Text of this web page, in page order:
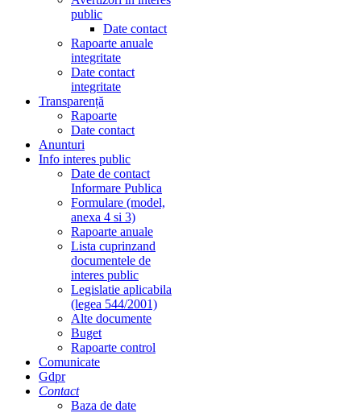
public
Date contact
Rapoarte anuale
integritate
Date contact
integritate
Transparență
Rapoarte
Date contact
Anunturi
Info interes public
Date de contact
Informare Publica
Formulare (model,
anexa 4 si 3)
Rapoarte anuale
Lista cuprinzand
documentele de
interes public
Legislatie aplicabila
(legea 544/2001)
Alte documente
Buget
Rapoarte control
Comunicate
Gdpr
Contact
Baza de date